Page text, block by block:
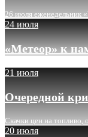
26 июля еженедельник
24 июля
«Метеор» к
21 июля
Очередной
Скачки цен на топливо,
20 июля